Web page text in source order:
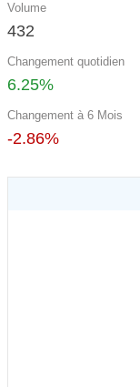
Volume
432
Changement quotidien
6.25%
Changement à 6 Mois
-2.86%